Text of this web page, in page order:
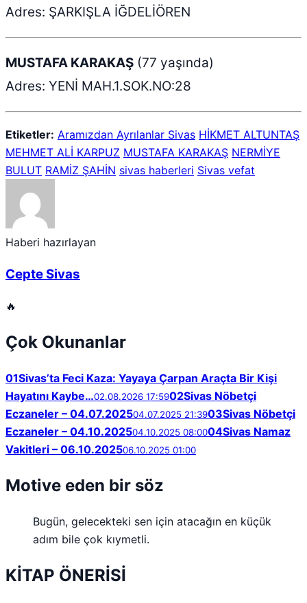
Adres: ŞARKIŞLA İĞDELİÖREN
MUSTAFA KARAKAŞ (77 yaşında)
Adres: YENİ MAH.1.SOK.NO:28
Etiketler: Aramızdan Ayrılanlar Sivas HİKMET ALTUNTAŞ
MEHMET ALİ KARPUZ MUSTAFA KARAKAŞ NERMİYE
BULUT RAMİZ ŞAHİN sivas haberleri Sivas vefat
Haberi hazırlayan
Cepte Sivas
🔥
Çok Okunanlar
01Sivas’ta Feci Kaza: Yayaya Çarpan Araçta Bir Kişi
Hayatını Kaybe…02.08.2026 17:5902Sivas Nöbetçi
Eczaneler – 04.07.202504.07.2025 21:3903Sivas Nöbetçi
Eczaneler – 04.10.202504.10.2025 08:0004Sivas Namaz
Vakitleri – 06.10.202506.10.2025 01:00
Motive eden bir söz
Bugün, gelecekteki sen için atacağın en küçük
adım bile çok kıymetli.
KİTAP ÖNERİSİ